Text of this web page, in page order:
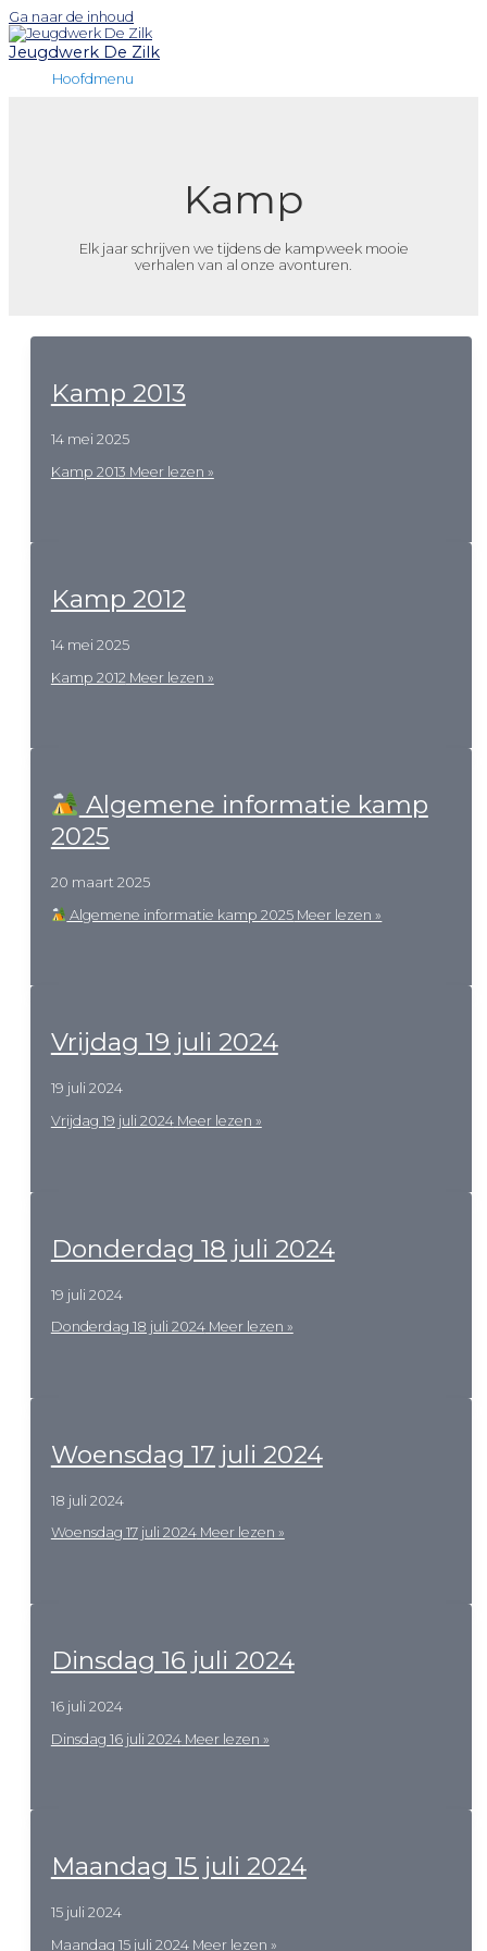
Ga naar de inhoud
Jeugdwerk De Zilk
Hoofdmenu
Kamp
Elk jaar schrijven we tijdens de kampweek mooie
verhalen van al onze avonturen.
Kamp 2013
14 mei 2025
Kamp 2013 Meer lezen »
Kamp 2012
14 mei 2025
Kamp 2012 Meer lezen »
Algemene informatie kamp
2025
20 maart 2025
Algemene informatie kamp 2025 Meer lezen »
Vrijdag 19 juli 2024
19 juli 2024
Vrijdag 19 juli 2024Meer lezen »
Donderdag 18 juli 2024
19 juli 2024
Donderdag 18 juli 2024Meer lezen »
Woensdag 17 juli 2024
18 juli 2024
Woensdag 17 juli 2024Meer lezen »
Dinsdag 16 juli 2024
16 juli 2024
Dinsdag 16 juli 2024Meer lezen »
Maandag 15 juli 2024
15 juli 2024
Maandag 15 juli 2024Meer lezen »